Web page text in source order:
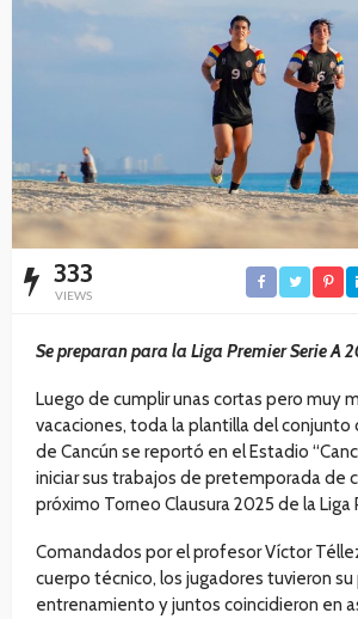
333
VIEWS
Se preparan para la Liga Premier Serie A
Luego de cumplir unas cortas pero muy
vacaciones, toda la plantilla del conjunto
de Cancún se reportó en el Estadio
iniciar sus trabajos de pretemporada de
próximo Torneo Clausura 2025 de la Liga
Comandados por el profesor Víctor
cuerpo técnico, los jugadores tuvieron
entrenamiento y juntos coincidieron en